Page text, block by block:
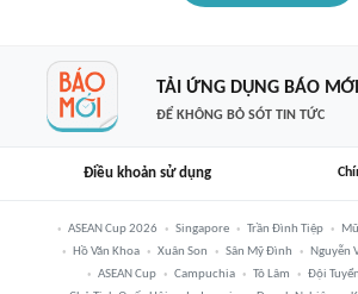
TẢI ỨNG DỤNG BÁO MỚI
ĐỂ KHÔNG BỎ SÓT TIN TỨC
Điều khoản sử dụng
ASEAN Cup 2026 Singapore Trần Đình Tiệp
Hồ Văn Khoa
Xuân Son Sân Mỹ Đình Nguyễn
ASEAN Cup
Campuchia Tô Lâm Đội